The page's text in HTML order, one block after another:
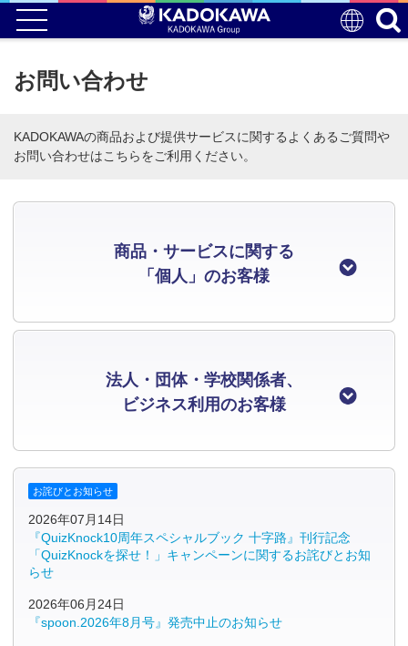
お問い合わせ
KADOKAWAの商品および提供サービスに関するよくあるご質問や
お問い合わせはこちらをご利用ください。
商品・サービスに関する
「個人」のお客様
法人・団体・学校関係者、
ビジネス利用のお客様
お詫びとお知らせ
2026年07月14日
『QuizKnock10周年スペシャルブック 十字路』刊行記念
「QuizKnockを探せ！」キャンペーンに関するお詫びとお知
らせ
2026年06月24日
『spoon.2026年8月号』発売中止のお知らせ